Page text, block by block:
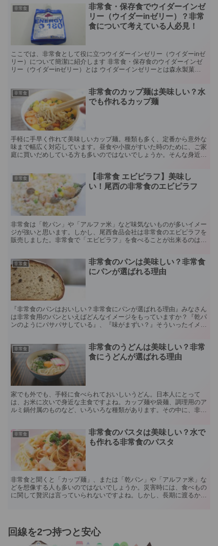
非常食
非常食・保存食でウイダーインゼ
リー（ウイダーinゼリー）？非常
食について考えている人必見！
ここでは、非常食として役に立つウイダーインゼリー（ウイダーinゼ
リー）について簡潔に紹介します 非常食・保存食のウイダーインゼ
リー（ウイダーinゼリー）とは ウイダーインゼリーとは森永製菓さ
非常食
非常食のカップ麺は美味しい？水
でも作れるカップ麺
手軽に手早く作れて美味しいカップ麺。種類も多く、定番から意外な
味まで幅広く対応しています。昼食や小腹がすいた時のために、ご家
庭に買いだめしている方も多いのではないでしょうか。そんな身近な
非常食
【非常食 エビピラフ】美味し
い！尾西の非常食のエビピラフ
非常食は「乾パン」や「アルファ米」など味気ないものが多いイメー
ジが強いと思います。しかし、尾西食品会社は非常食のエビピラフを
販売しました。非常食で「エビピラフ」を食べることが出来るのは嬉
非常食
非常食のパンは美味しい？非常食
にパンが選ばれる理由
『非常食のパンはおいしい？非常食にパンが選ばれる理由』みなさん
は非常食用のパンといえばどんなイメージをもっていますか？『乾パ
ンのようにパサパサしている』、『味がまずい？』そういったイメー
非常食
非常食のうどんは美味しい？非常
食にうどんが選ばれる理由
家でも外でも、手軽に食べられておいしいうどん。日本人にとって
は、お米に次いで身近な主食ですよね。カップ麺や袋麺、調理用のア
ルミ鍋付属のものなど、いろいろな種類があります。その中に、非常
非常食
非常食のパスタは美味しい？水で
も作れる非常食のパスタ
非常食と聞くと「カップ麺」、または「乾パン」や「アルファ米」な
どを想像する人も多いのではないでしょうか。災害時には、食べもの
に関して贅沢は言っていられないですよね。しかし、長期に渡るかも
回線を2つ持つと安心